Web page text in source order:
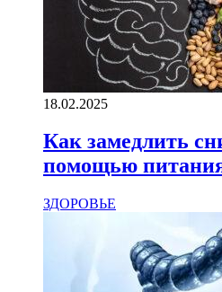
18.02.2025
Как замедлить
помощью
ЗДОРОВЬЕ